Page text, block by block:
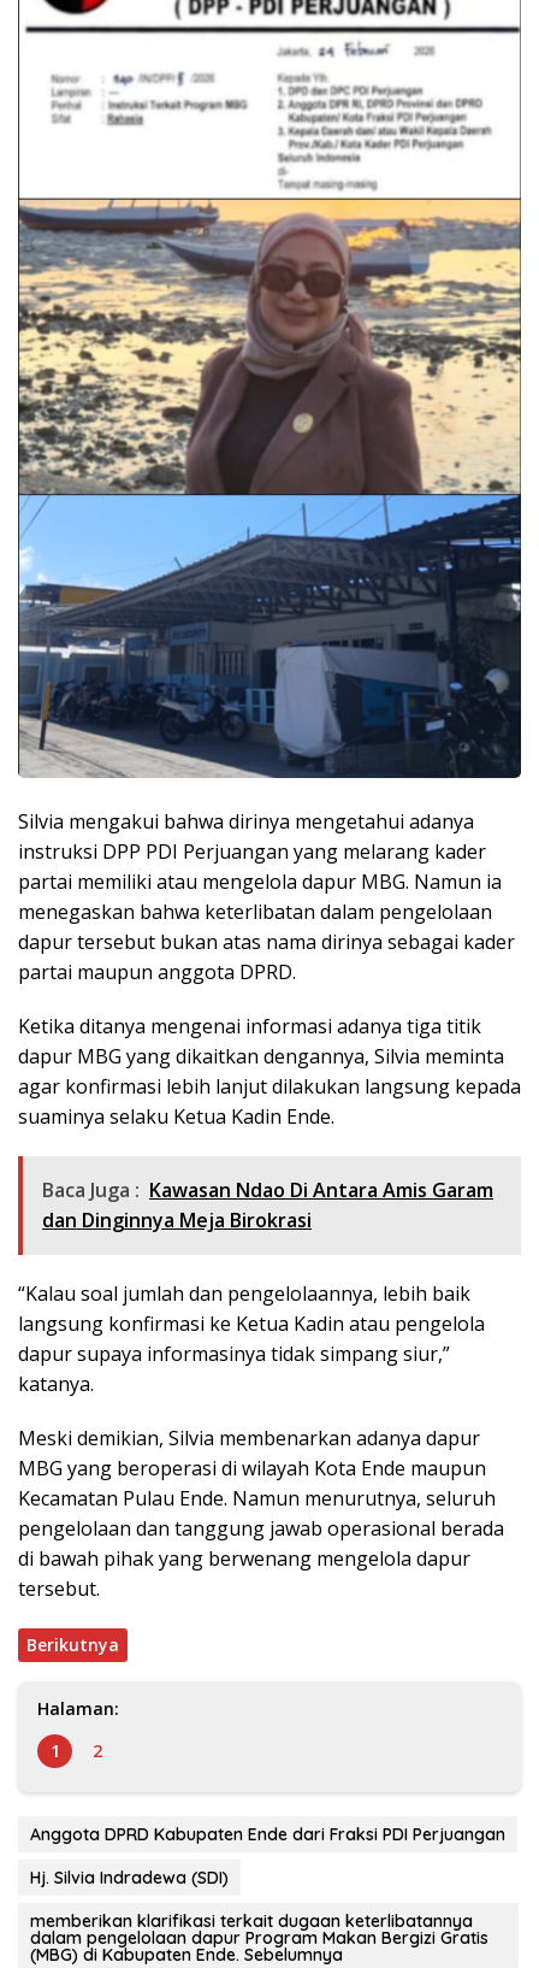
Silvia mengakui bahwa dirinya mengetahui adanya
instruksi DPP PDI Perjuangan yang melarang kader
partai memiliki atau mengelola dapur MBG. Namun ia
menegaskan bahwa keterlibatan dalam pengelolaan
dapur tersebut bukan atas nama dirinya sebagai kader
partai maupun anggota DPRD.
Ketika ditanya mengenai informasi adanya tiga titik
dapur MBG yang dikaitkan dengannya, Silvia meminta
agar konfirmasi lebih lanjut dilakukan langsung kepada
suaminya selaku Ketua Kadin Ende.
Baca Juga : Kawasan Ndao Di Antara Amis Garam
dan Dinginnya Meja Birokrasi
“Kalau soal jumlah dan pengelolaannya, lebih baik
langsung konfirmasi ke Ketua Kadin atau pengelola
dapur supaya informasinya tidak simpang siur,”
katanya.
Meski demikian, Silvia membenarkan adanya dapur
MBG yang beroperasi di wilayah Kota Ende maupun
Kecamatan Pulau Ende. Namun menurutnya, seluruh
pengelolaan dan tanggung jawab operasional berada
di bawah pihak yang berwenang mengelola dapur
tersebut.
Berikutnya
Halaman:
1
2
Anggota DPRD Kabupaten Ende dari Fraksi PDI Perjuangan
Hj. Silvia Indradewa (SDI)
memberikan klarifikasi terkait dugaan keterlibatannya
dalam pengelolaan dapur Program Makan Bergizi Gratis
(MBG) di Kabupaten Ende. Sebelumnya